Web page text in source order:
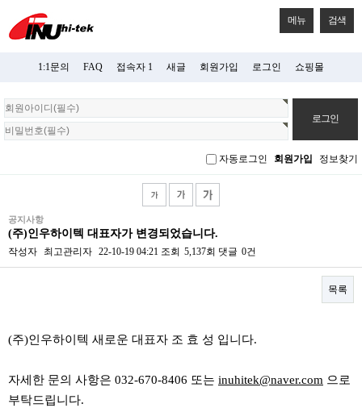
메뉴 검색
1:1문의 FAQ 접속자 1 새글 회원가입 로그인 쇼핑몰
회
원
로
자동로그인 회원가입 정보찾기
공지사항
(주)인우하이텍 대표자가 변경되었습니다.
작성자 최고관리자 22-10-19 04:21 조회 5,137회 댓글 0건
목록
(주)인우하이텍 새로운 대표자 조 효 성 입니다.
자세한 문의 사항은 032-670-8406 또는 inuhitek@naver.com 으로
부탁드립니다.